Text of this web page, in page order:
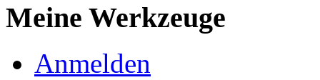
Meine Werkzeuge
Anmelden